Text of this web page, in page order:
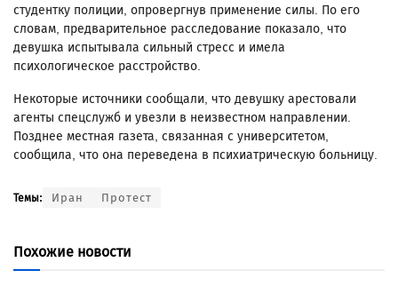
студентку полиции, опровергнув применение силы. По его
словам, предварительное расследование показало, что
девушка испытывала сильный стресс и имела
психологическое расстройство.
Некоторые источники сообщали, что девушку арестовали
агенты спецслужб и увезли в неизвестном направлении.
Позднее местная газета, связанная с университетом,
сообщила, что она переведена в психиатрическую больницу.
Темы: Иран Протест
Похожие новости